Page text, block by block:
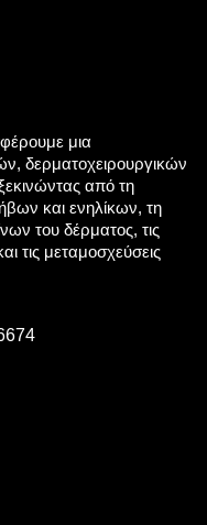
μια
δερματοχειρουργικών
από τη
και ενηλίκων, τη
του δέρματος, τις
τις μεταμοσχεύσεις